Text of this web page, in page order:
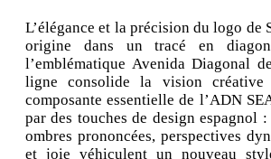
L’élégance et la précision du logo de
origine dans un tracé en
l’emblématique Avenida Diagonal
ligne consolide la vision créative
composante essentielle de l’ADN
par des touches de design espagnol
ombres prononcées, perspectives
et joie véhiculent un nouveau